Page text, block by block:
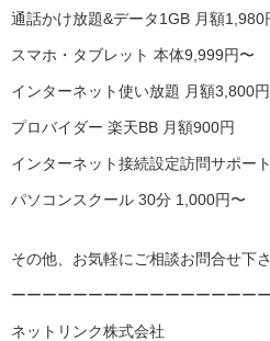
通話かけ放題&データ1GB 月額1,980
スマホ・タブレット 本体9,999円〜
インターネット使い放題 月額3,800
プロバイダー 楽天BB 月額900円
インターネット接続設定訪問サポー
パソコンスクール 30分 1,000円〜
その他、お気軽にご相談お問合せ下さ
ーーーーーーーーーーーーーーーー
ネットリンク株式会社